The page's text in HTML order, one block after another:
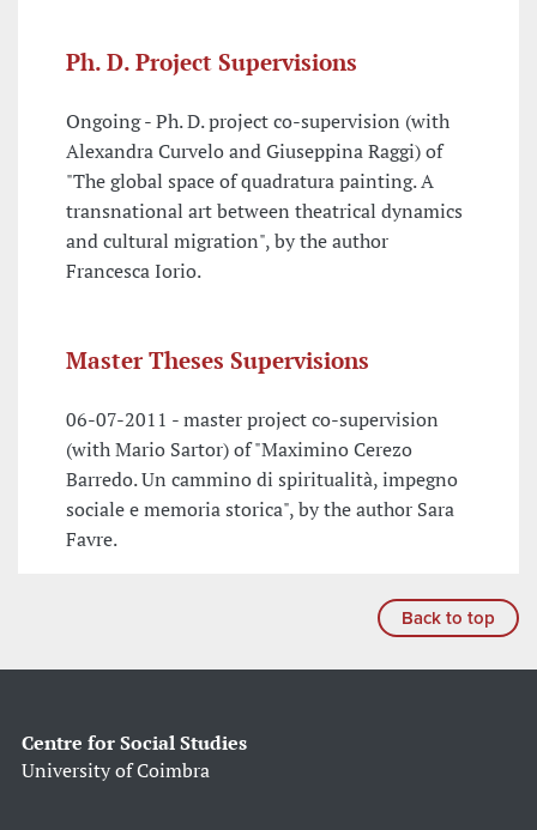
Ph. D. Project Supervisions
Ongoing - Ph. D. project co-supervision (with
Alexandra Curvelo and Giuseppina Raggi) of
"The global space of quadratura painting. A
transnational art between theatrical dynamics
and cultural migration", by the author
Francesca Iorio.
Master Theses Supervisions
06-07-2011 - master project co-supervision
(with Mario Sartor) of "Maximino Cerezo
Barredo. Un cammino di spiritualità, impegno
sociale e memoria storica", by the author Sara
Favre.
Back to top
Centre for Social Studies
University of Coimbra